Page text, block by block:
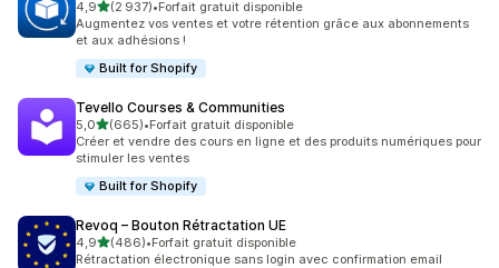
4,9étoile(s) sur 5
(2 937)
2937 avis au total
•Forfait gratuit disponible
Augmentez vos ventes et votre rétention grâce aux abonnements
et aux adhésions !
Built for Shopify
Tevello Courses & Communities
5,0étoile(s) sur 5
(665)
665 avis au total
•Forfait gratuit disponible
Créer et vendre des cours en ligne et des produits numériques pour
stimuler les ventes
Built for Shopify
Revoq – Bouton Rétractation UE
4,9étoile(s) sur 5
(486)
486 avis au total
•Forfait gratuit disponible
Rétractation électronique sans login avec confirmation email